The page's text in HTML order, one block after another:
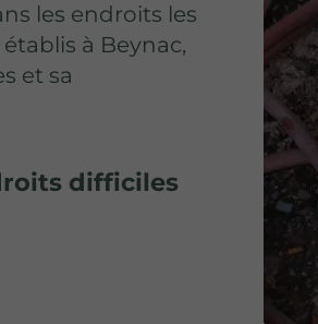
les endroits les
à Beynac,
et sa
difficiles